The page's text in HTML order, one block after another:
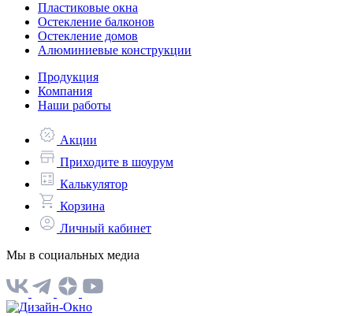
Пластиковые окна
Остекление балконов
Остекление домов
Алюминиевые конструкции
Продукция
Компания
Наши работы
Акции
Приходите в шоурум
Калькулятор
Корзина
Личный кабинет
Мы в социальных медиа